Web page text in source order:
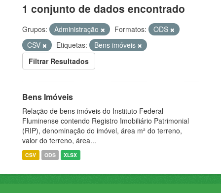
1 conjunto de dados encontrado
Grupos: Administração Formatos:
ODS
CSV
Etiquetas:
Bens imóveis
Filtrar Resultados
Bens Imóveis
Relação de bens imóveis do Instituto Federal
Fluminense contendo Registro Imobiliário Patrimonial
(RIP), denominação do imóvel, área m² do terreno,
valor do terreno, área...
CSV ODS XLSX